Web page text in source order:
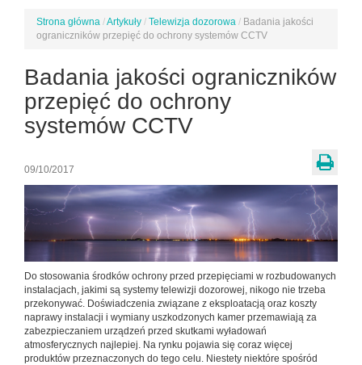
Jesteś
tutaj
Strona główna /Artykuły / Telewizja dozorowa / Badania jakości
ograniczników przepięć do ochrony systemów CCTV
Badania jakości ograniczników
przepięć do ochrony
systemów CCTV
09/10/2017
Do stosowania środków ochrony przed przepięciami w rozbudowanych
instalacjach, jakimi są systemy telewizji dozorowej, nikogo nie trzeba
przekonywać. Doświadczenia związane z eksploatacją oraz koszty
naprawy instalacji i wymiany uszkodzonych kamer przemawiają za
zabezpieczaniem urządzeń przed skutkami wyładowań
atmosferycznych najlepiej. Na rynku pojawia się coraz więcej
produktów przeznaczonych do tego celu. Niestety niektóre spośród